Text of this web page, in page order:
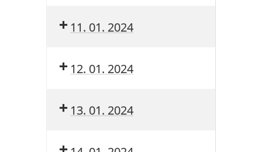
11. 01. 2024
12. 01. 2024
13. 01. 2024